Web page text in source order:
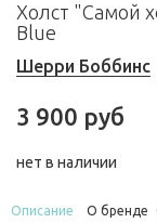
Холст "Самой
Blue
Шерри Боббинс
3 900 руб
нет в наличии
Описание О бренде